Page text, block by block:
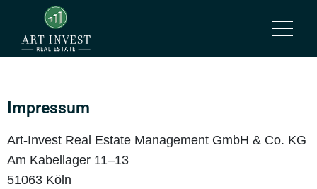
Impressum
Art-Invest Real Estate Management GmbH & Co. KG
Am Kabellager 11–13
51063 Köln